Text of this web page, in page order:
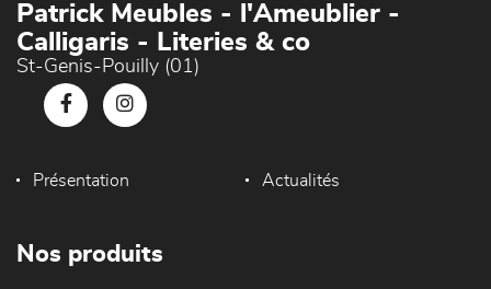
Patrick Meubles - l'Ameublier -
Calligaris - Literies & co
St-Genis-Pouilly (01)
Présentation Actualités
Nos produits